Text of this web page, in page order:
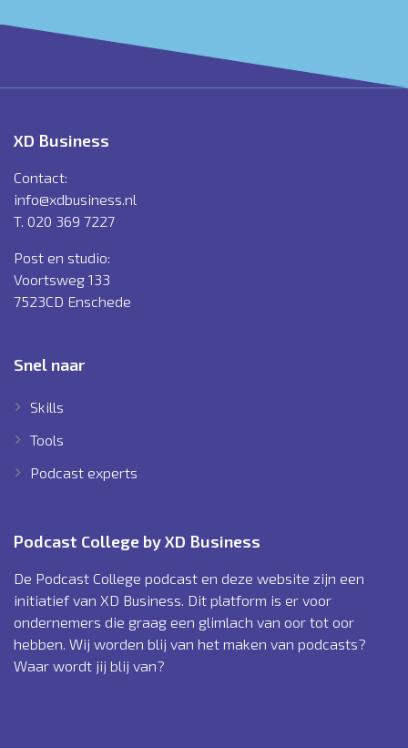
XD Business
Contact:
info@xdbusiness.nl
T. 020 369 7227
Post en studio:
Voortsweg 133
7523CD Enschede
Snel naar
Skills
Tools
Podcast experts
Podcast College by XD Business
De Podcast College podcast en deze website zijn een
initiatief van XD Business. Dit platform is er voor
ondernemers die graag een glimlach van oor tot oor
hebben. Wij worden blij van het maken van podcasts?
Waar wordt jij blij van?